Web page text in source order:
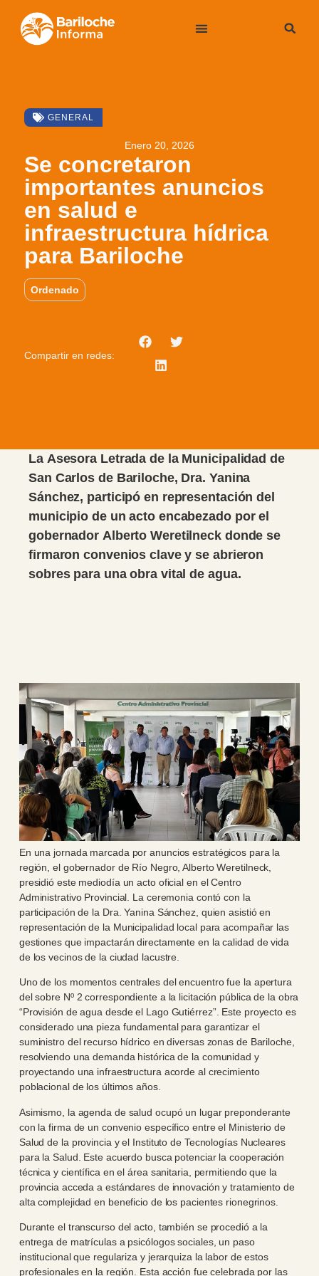
GENERAL
Enero 20, 2026
Se concretaron
importantes anuncios
en salud e
infraestructura hídrica
para Bariloche
Ordenado
Compartir en redes:
La Asesora Letrada de la Municipalidad de
San Carlos de Bariloche, Dra. Yanina
Sánchez, participó en representación del
municipio de un acto encabezado por el
gobernador Alberto Weretilneck donde se
firmaron convenios clave y se abrieron
sobres para una obra vital de agua.
En una jornada marcada por anuncios estratégicos para la
región, el gobernador de Río Negro, Alberto Weretilneck,
presidió este mediodía un acto oficial en el Centro
Administrativo Provincial. La ceremonia contó con la
participación de la Dra. Yanina Sánchez, quien asistió en
representación de la Municipalidad local para acompañar las
gestiones que impactarán directamente en la calidad de vida
de los vecinos de la ciudad lacustre.
Uno de los momentos centrales del encuentro fue la apertura
del sobre Nº 2 correspondiente a la licitación pública de la obra
“Provisión de agua desde el Lago Gutiérrez”. Este proyecto es
considerado una pieza fundamental para garantizar el
suministro del recurso hídrico en diversas zonas de Bariloche,
resolviendo una demanda histórica de la comunidad y
proyectando una infraestructura acorde al crecimiento
poblacional de los últimos años.
Asimismo, la agenda de salud ocupó un lugar preponderante
con la firma de un convenio específico entre el Ministerio de
Salud de la provincia y el Instituto de Tecnologías Nucleares
para la Salud. Este acuerdo busca potenciar la cooperación
técnica y científica en el área sanitaria, permitiendo que la
provincia acceda a estándares de innovación y tratamiento de
alta complejidad en beneficio de los pacientes rionegrinos.
Durante el transcurso del acto, también se procedió a la
entrega de matrículas a psicólogos sociales, un paso
institucional que regulariza y jerarquiza la labor de estos
profesionales en la región. Esta acción fue celebrada por las